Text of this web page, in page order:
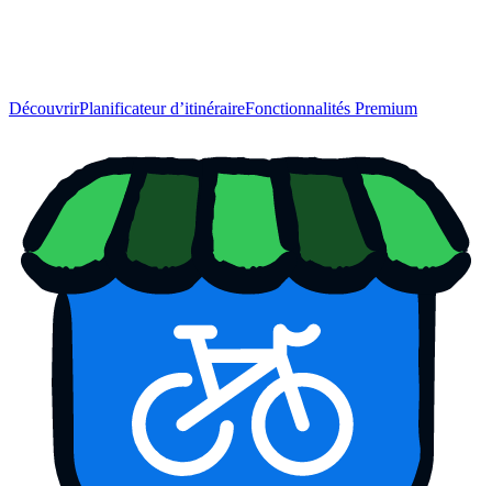
DécouvrirPlanificateur d’itinéraireFonctionnalités Premium